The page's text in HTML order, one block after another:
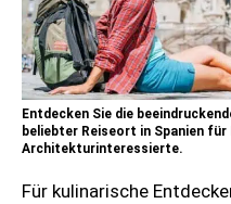
Entdecken Sie die
beliebter Reiseort in Spanien für
Architekturinteressierte.
Für kulinarische